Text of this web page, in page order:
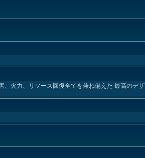
火力、リソース回復全てを兼ね備えた 最高のデザ